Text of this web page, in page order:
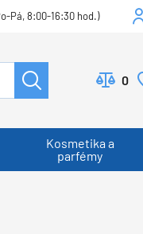
Pá, 8:00-16:30 hod.)
0
Kosmetika a
parfémy